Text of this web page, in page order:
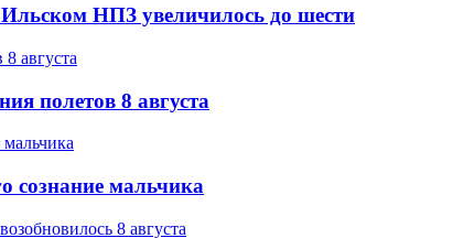
НПЗ увеличилось до шести
полетов 8 августа
сознание мальчика